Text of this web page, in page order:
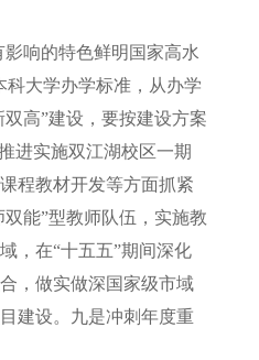
响的特色鲜明国家高水
大学办学标准，从办学
高”建设，要按建设方案
进实施双江湖校区一期
程教材开发等方面抓紧
能”型教师队伍，实施教
，在“十五五”期间深化
，做实做深国家级市域
建设。九是冲刺年度重